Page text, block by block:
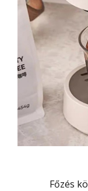
Főzés közben precízen szabályozza a